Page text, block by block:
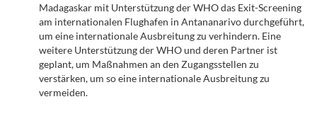
Madagaskar mit Unterstützung der WHO das Exit-Screening
am internationalen Flughafen in Antananarivo durchgeführt,
um eine internationale Ausbreitung zu verhindern. Eine
weitere Unterstützung der WHO und deren Partner ist
geplant, um Maßnahmen an den Zugangsstellen zu
verstärken, um so eine internationale Ausbreitung zu
vermeiden.